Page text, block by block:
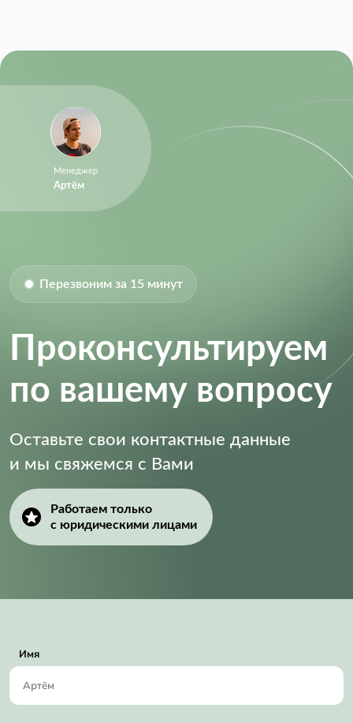
Менеджер
Артём
Перезвоним за 15 минут
Проконсультируем
по вашему вопросу
Оставьте свои контактные данные
и мы свяжемся с Вами
Работаем только
с юридическими лицами
Имя